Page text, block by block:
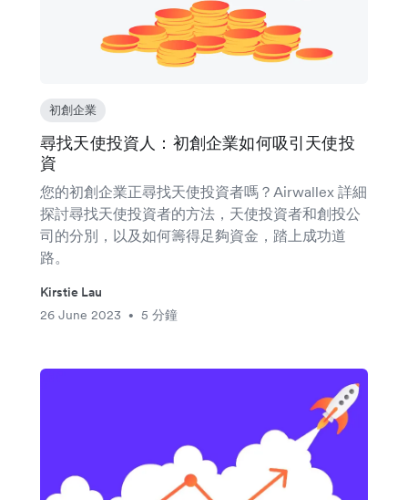
初創企業
尋找天使投資人：初創企業如何吸引天使投
資
您的初創企業正尋找天使投資者嗎？Airwallex 詳細
探討尋找天使投資者的方法，天使投資者和創投公
司的分別，以及如何籌得足夠資金，踏上成功道
路。
Kirstie Lau
26 June 2023
• 5 分鐘